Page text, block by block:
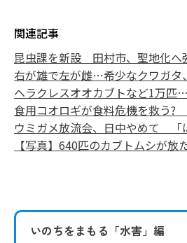
関連記事
昆虫課を新設 田村市、聖地化へ
右が雄で左が雌…希少なクワガタ
ヘラクレスオオカブトなど1万匹
食用コオロギが食料危機を救う?
ウミガメ放流会、日中やめて 「
【写真】640匹のカブトムシが放
いのちをまもる 「水害」編